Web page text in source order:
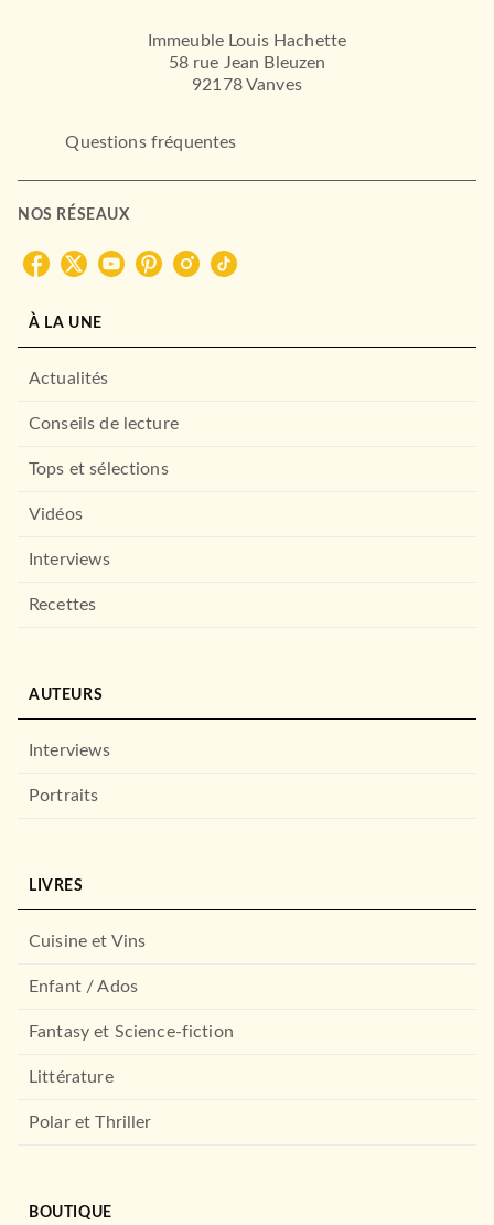
Immeuble Louis Hachette
58 rue Jean Bleuzen
92178 Vanves
Questions fréquentes
NOS RÉSEAUX
À LA UNE
Actualités
Conseils de lecture
Tops et sélections
Vidéos
Interviews
Recettes
AUTEURS
Interviews
Portraits
LIVRES
Cuisine et Vins
Enfant / Ados
Fantasy et Science-fiction
Littérature
Polar et Thriller
BOUTIQUE